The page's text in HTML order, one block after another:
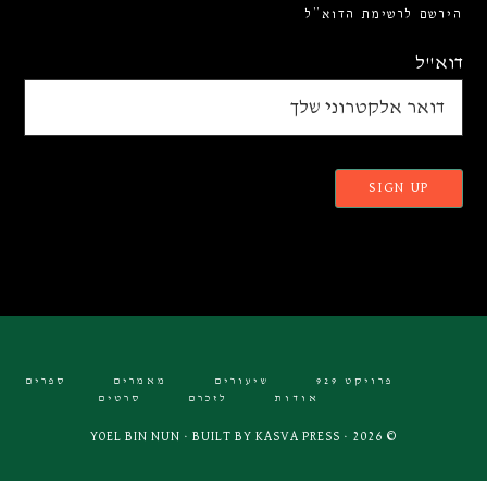
הירשם לרשימת הדוא”ל
דוא"ל
פרויקט 929 שיעורים מאמרים
ספרים
אודות
לזכרם סרטים
© 2026 · YOEL BIN NUN · BUILT BY
KASVA PRESS